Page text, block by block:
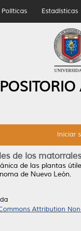
Políticas Estadísticas
Iniciar
de los
de las plantas
de Nuevo León.
Attribution